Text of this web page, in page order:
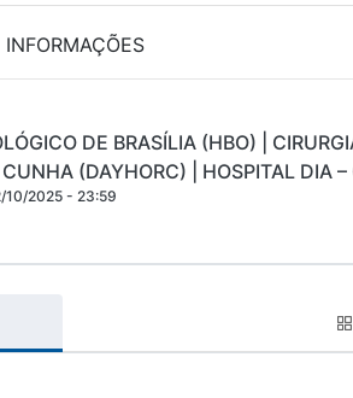
INFORMAÇÕES
DE BRASÍLIA (HBO) |
(DAYHORC) | HOSPITAL DIA
10/2025 - 23:59